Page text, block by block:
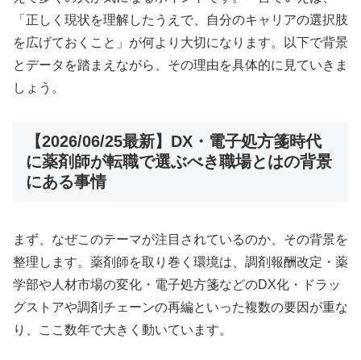
「正しく現状を理解したうえで、自分のキャリアの選択肢
を広げておくこと」が何より大切になります。以下で背景
とデータを踏まえながら、その理由を具体的に見ていきま
しょう。
【2026/06/25最新】DX・電子処方箋時代
に薬剤師が転職で選ぶべき職場とはの背景
にある事情
まず、なぜこのテーマが注目されているのか、その背景を
整理します。薬剤師を取り巻く環境は、調剤報酬改定・薬
学部や人材市場の変化・電子処方箋などのDX化・ドラッ
グストアや調剤チェーンの再編といった複数の要因が重な
り、ここ数年で大きく動いています。